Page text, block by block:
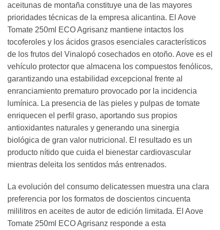
aceitunas de montaña constituye una de las mayores
prioridades técnicas de la empresa alicantina. El Aove
Tomate 250ml ECO Agrisanz mantiene intactos los
tocoferoles y los ácidos grasos esenciales característicos
de los frutos del Vinalopó cosechados en otoño. Aove es el
vehículo protector que almacena los compuestos fenólicos,
garantizando una estabilidad excepcional frente al
enranciamiento prematuro provocado por la incidencia
lumínica. La presencia de las pieles y pulpas de tomate
enriquecen el perfil graso, aportando sus propios
antioxidantes naturales y generando una sinergia
biológica de gran valor nutricional. El resultado es un
producto nítido que cuida el bienestar cardiovascular
mientras deleita los sentidos más entrenados.
La evolución del consumo delicatessen muestra una clara
preferencia por los formatos de doscientos cincuenta
mililitros en aceites de autor de edición limitada. El Aove
Tomate 250ml ECO Agrisanz responde a esta